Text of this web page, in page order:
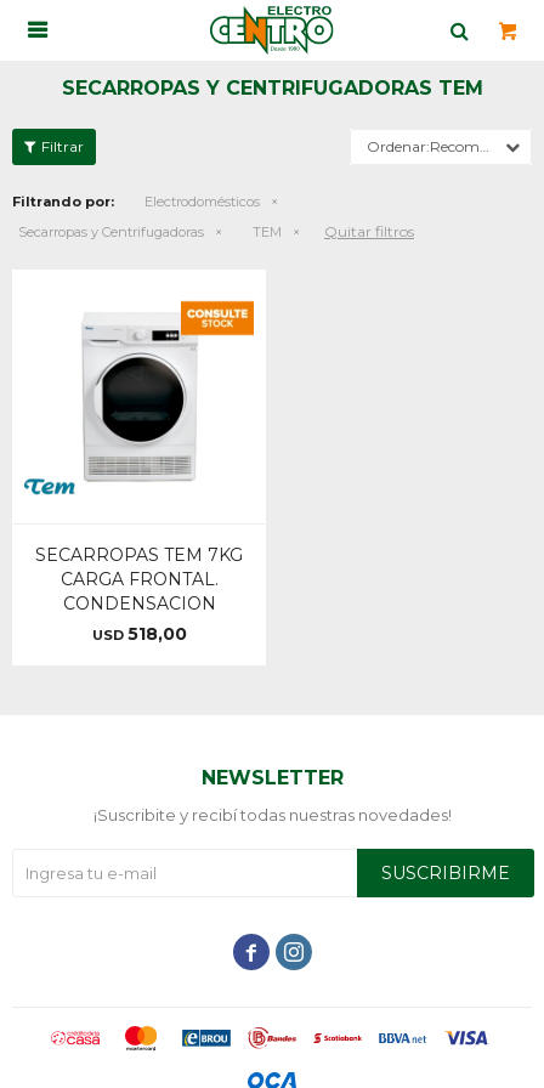

SECARROPAS Y CENTRIFUGADORAS TEM
Recomendados
Filtrando por:
Electrodomésticos
Secarropas y Centrifugadoras
TEM Quitar filtros
SECARROPAS TEM 7KG
CARGA FRONTAL.
CONDENSACION
USD 518,00
NEWSLETTER
¡Suscribite y recibí todas nuestras novedades!
SUSCRIBIRME
 